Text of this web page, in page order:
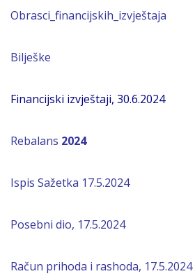
Obrasci_financijskih_izvještaja
Bilješke
Financijski izvještaji, 30.6.2024
Rebalans 2024
Ispis Sažetka 17.5.2024
Posebni dio, 17.5.2024
Račun prihoda i rashoda, 17.5.2024